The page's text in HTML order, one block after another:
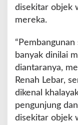
disekitar objek
mereka.
banyak dinilai
diantaranya,
Renah Lebar,
dikenal
pengunjung
disekitar objek